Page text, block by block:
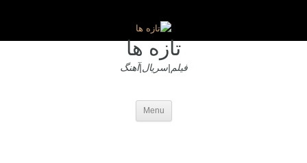
تازه ها
فیلم|سریال|آهنگ
Menu